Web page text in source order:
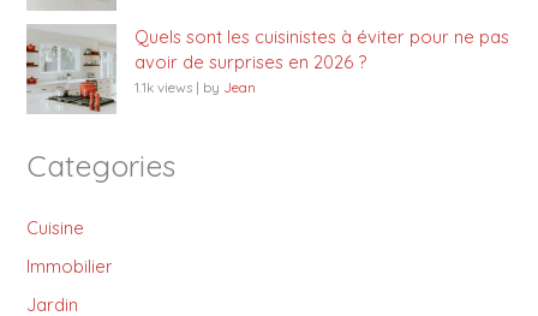
Quels sont les cuisinistes à éviter pour ne pas
avoir de surprises en 2026 ?
1.1k views | by Jean
Categories
Cuisine
Immobilier
Jardin